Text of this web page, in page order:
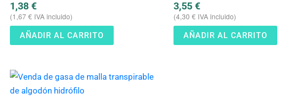
1,38 €
(1,67 € IVA incluido)
AÑADIR AL CARRITO
3,55 €
(4,30 € IVA incluido)
AÑADIR AL CARRITO
Este